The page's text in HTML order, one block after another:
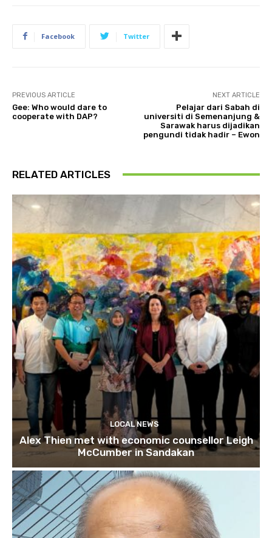
Facebook Twitter
PREVIOUS ARTICLE
Gee: Who would dare to
cooperate with DAP?
NEXT ARTICLE
Pelajar dari Sabah di
universiti di Semenanjung &
Sarawak harus dijadikan
pengundi tidak hadir – Ewon
RELATED ARTICLES
LOCAL NEWS
Alex Thien met with economic counsellor Leigh
McCumber in Sandakan